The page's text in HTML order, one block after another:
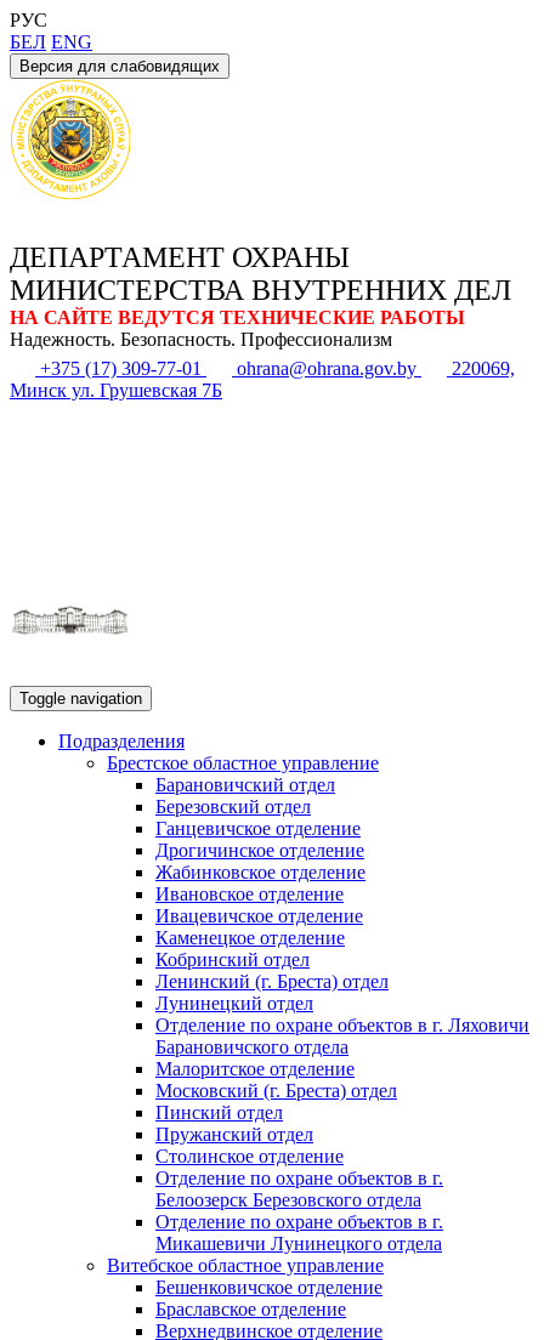
РУС
БЕЛ ENG
Версия для слабовидящих
ДЕПАРТАМЕНТ ОХРАНЫ
МИНИСТЕРСТВА ВНУТРЕННИХ ДЕЛ
НА САЙТЕ ВЕДУТСЯ ТЕХНИЧЕСКИЕ РАБОТЫ
Надежность. Безопасность. Профессионализм
+375 (17) 309-77-01
ohrana@ohrana.gov.by
220069,
Минск ул. Грушевская 7Б
Toggle navigation
Подразделения
Брестское областное управление
Барановичский отдел
Березовский отдел
Ганцевичское отделение
Дрогичинское отделение
Жабинковское отделение
Ивановское отделение
Ивацевичское отделение
Каменецкое отделение
Кобринский отдел
Ленинский (г. Бреста) отдел
Лунинецкий отдел
Отделение по охране объектов в г. Ляховичи
Барановичского отдела
Малоритское отделение
Московский (г. Бреста) отдел
Пинский отдел
Пружанский отдел
Столинское отделение
Отделение по охране объектов в г.
Белоозерск Березовского отдела
Отделение по охране объектов в г.
Микашевичи Лунинецкого отдела
Витебское областное управление
Бешенковичское отделение
Браславское отделение
Верхнедвинское отделение